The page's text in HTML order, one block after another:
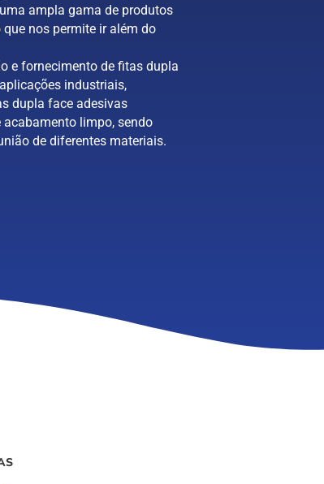
ampla gama de produtos
nos permite ir além do
e fornecimento de fitas dupla
industriais,
dupla face adesivas
limpo, sendo
de diferentes materiais.